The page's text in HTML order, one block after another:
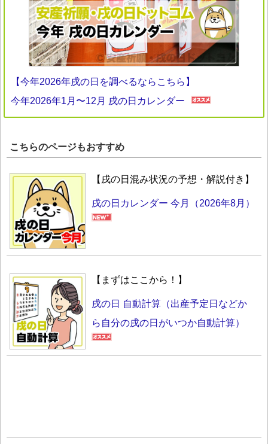
【今年2026年戌の日を調べるならこちら】
今年2026年1月〜12月 戌の日カレンダー
こちらのページもおすすめ
【戌の日混み状況の予想・解説付き】
戌の日カレンダー 今月（2026年8月）
【まずはここから！】
戌の日 自動計算（出産予定日などか
ら自分の戌の日がいつか自動計算）